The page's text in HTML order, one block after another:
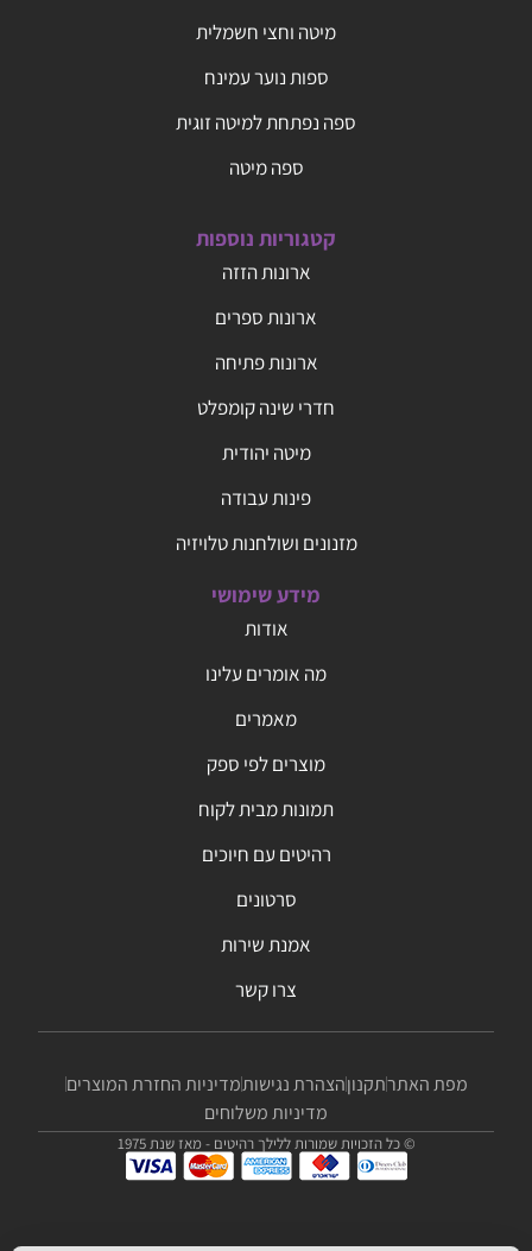
מיטה וחצי חשמלית
ספות נוער עמינח
ספה נפתחת למיטה זוגית
ספה מיטה
קטגוריות נוספות
ארונות הזזה
ארונות ספרים
ארונות פתיחה
חדרי שינה קומפלט
מיטה יהודית
פינות עבודה
מזנונים ושולחנות טלויזיה
מידע שימושי
אודות
מה אומרים עלינו
מאמרים
מוצרים לפי ספק
תמונות מבית לקוח
רהיטים עם חיוכים
סרטונים
אמנת שירות
צרו קשר
מפת האתרתקנוןהצהרת נגישותמדיניות החזרת המוצרים
מדיניות משלוחים
© כל הזכויות שמורות ללילך רהיטים - מאז שנת 1975